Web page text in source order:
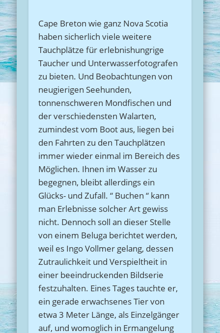
Cape Breton wie ganz Nova Scotia
haben sicherlich viele weitere
Tauchplätze für erlebnishungrige
Taucher und Unterwasserfotografen
zu bieten. Und Beobachtungen von
neugierigen Seehunden,
tonnenschweren Mondfischen und
der verschiedensten Walarten,
zumindest vom Boot aus, liegen bei
den Fahrten zu den Tauchplätzen
immer wieder einmal im Bereich des
Möglichen. Ihnen im Wasser zu
begegnen, bleibt allerdings ein
Glücks- und Zufall. “ Buchen “ kann
man Erlebnisse solcher Art gewiss
nicht. Dennoch soll an dieser Stelle
von einem Beluga berichtet werden,
weil es Ingo Vollmer gelang, dessen
Zutraulichkeit und Verspieltheit in
einer beeindruckenden Bildserie
festzuhalten. Eines Tages tauchte er,
ein gerade erwachsenes Tier von
etwa 3 Meter Länge, als Einzelgänger
auf, und womoglich in Ermangelung